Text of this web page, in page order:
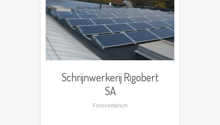
Schrijnwerkerij Rigobert
SA
Fotovoltaïsch